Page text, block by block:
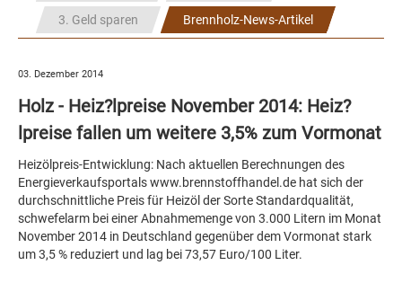
3. Geld sparen Brennholz-News-Artikel
03. Dezember 2014
Holz - Heiz?lpreise November 2014: Heiz?
lpreise fallen um weitere 3,5% zum Vormonat
Heizölpreis-Entwicklung: Nach aktuellen Berechnungen des
Energieverkaufsportals www.brennstoffhandel.de hat sich der
durchschnittliche Preis für Heizöl der Sorte Standardqualität,
schwefelarm bei einer Abnahmemenge von 3.000 Litern im Monat
November 2014 in Deutschland gegenüber dem Vormonat stark
um 3,5 % reduziert und lag bei 73,57 Euro/100 Liter.